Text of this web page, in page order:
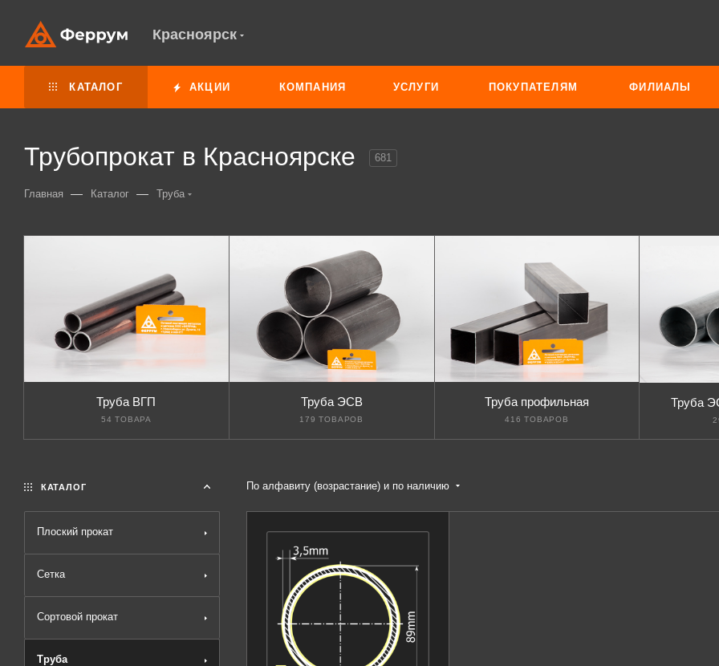
Красноярск
КАТАЛОГ АКЦИИ КОМПАНИЯ УСЛУГИ ПОКУПАТЕЛЯМ ФИЛИАЛЫ
Трубопрокат в Красноярске 681
Главная — Каталог — Труба
Труба ВГП
54 ТОВАРА
Труба ЭСВ
179 ТОВАРОВ
Труба профильная
416 ТОВАРОВ
Труба
По алфавиту (возрастание) и по наличию
КАТАЛОГ
Плоский прокат
Сетка
Сортовой прокат
Труба